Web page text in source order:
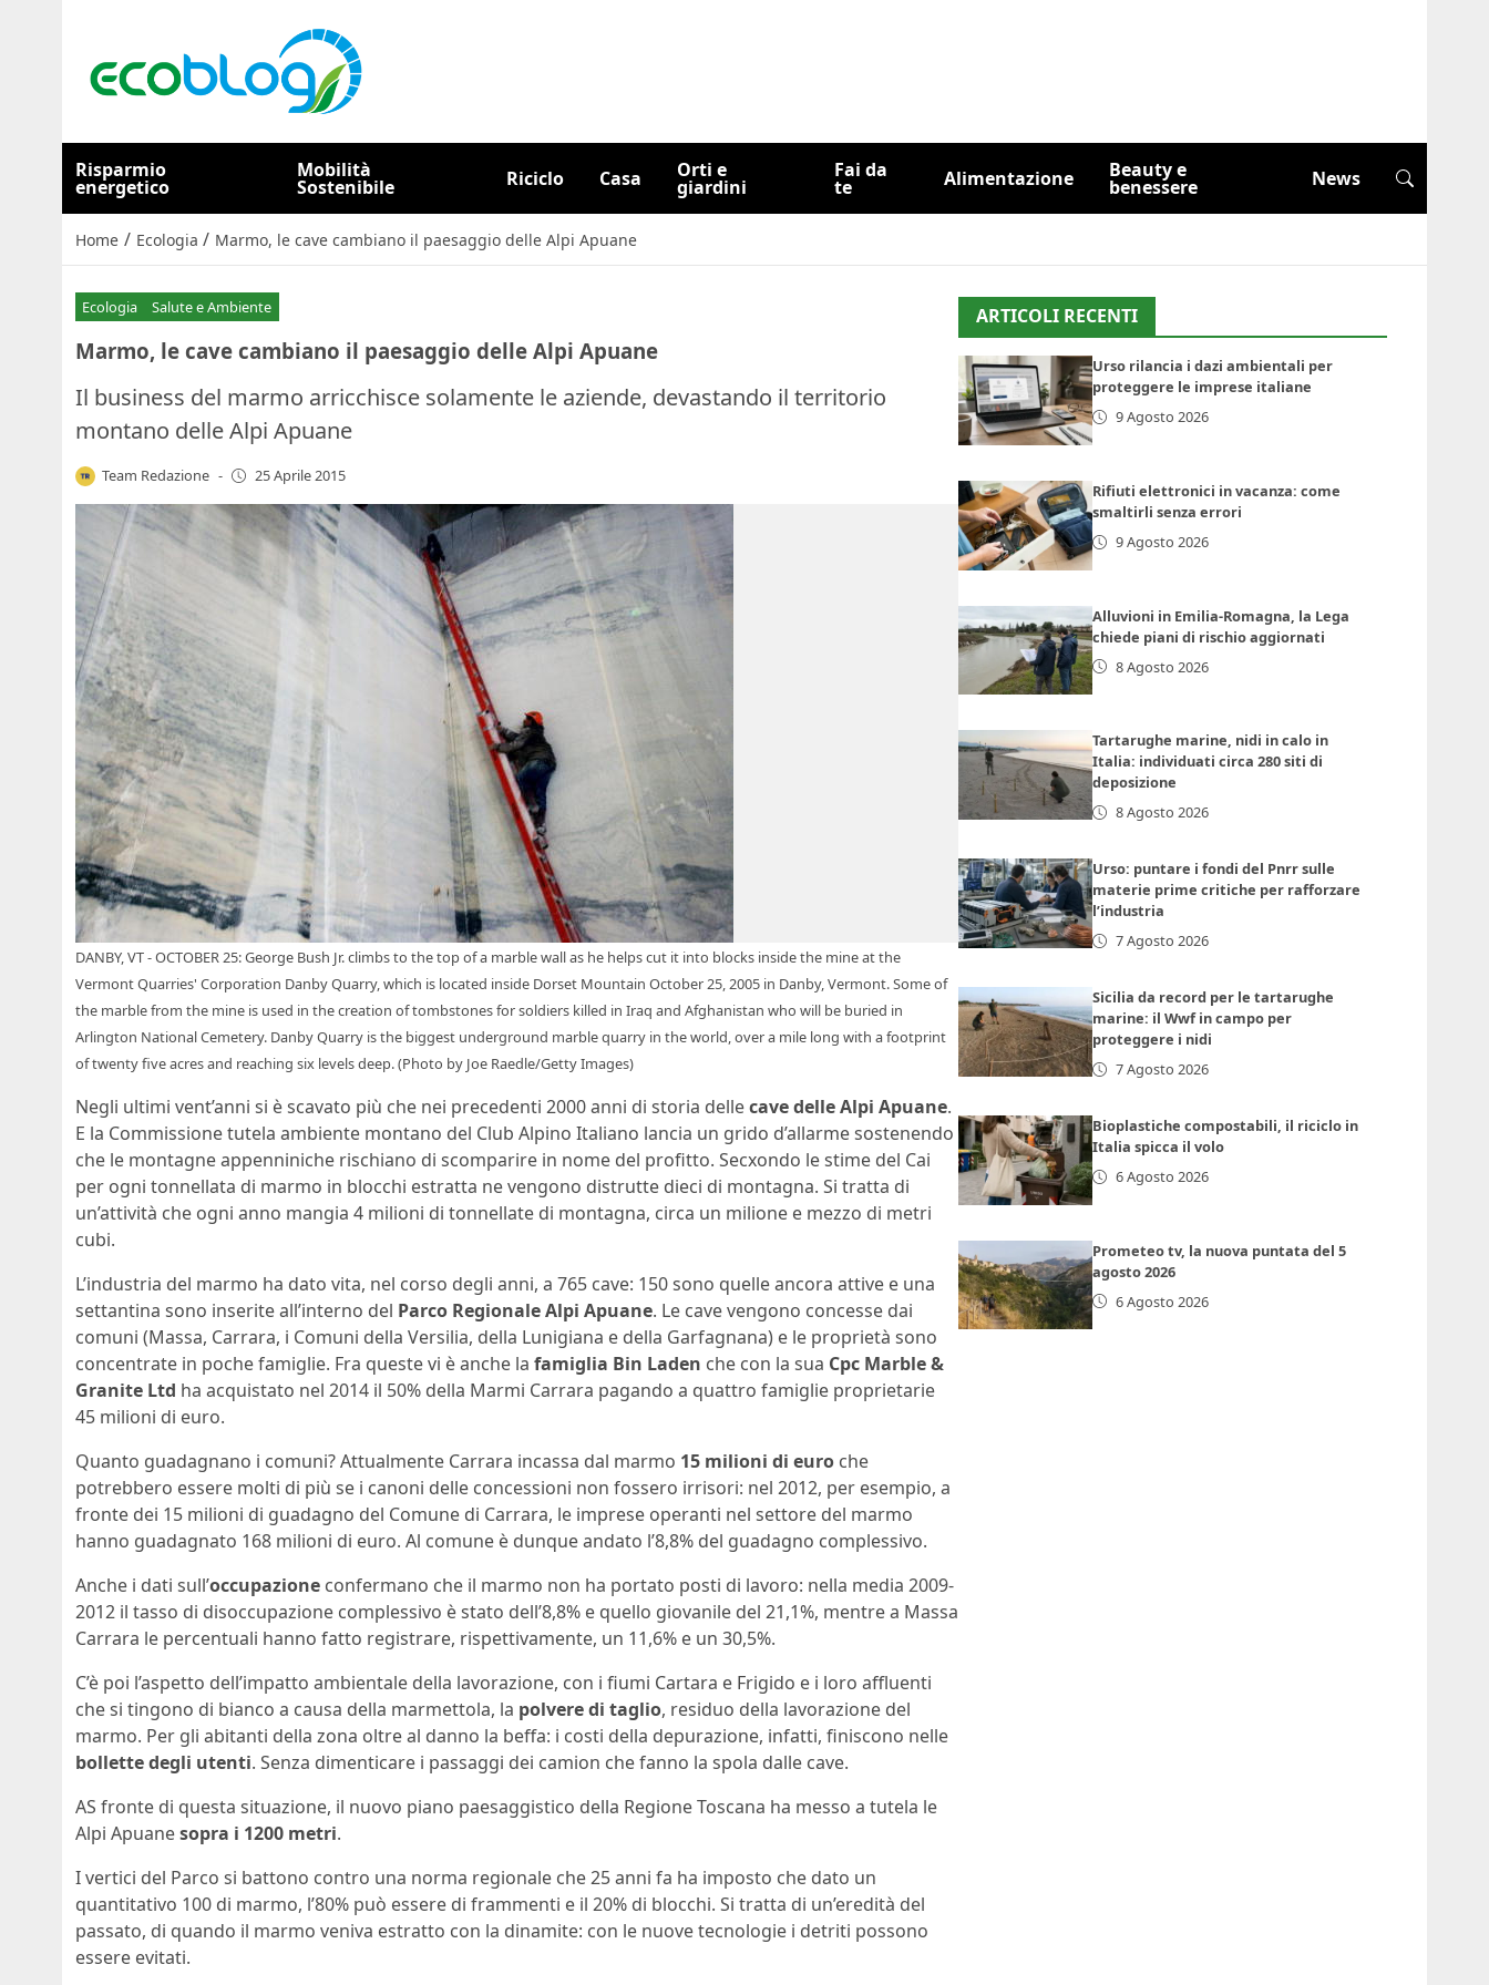
Risparmio
energetico
Mobilità
Sostenibile Riciclo Casa Orti e
giardini
Fai da
te Alimentazione Beauty e
benessere News
Home / Ecologia / Marmo, le cave cambiano il paesaggio delle Alpi Apuane
Ecologia Salute e Ambiente
Marmo, le cave cambiano il paesaggio delle Alpi Apuane
Il business del marmo arricchisce solamente le aziende, devastando il territorio
montano delle Alpi Apuane
Team Redazione - 25 Aprile 2015
DANBY, VT - OCTOBER 25: George Bush Jr. climbs to the top of a marble wall as he helps cut it into blocks inside the mine at the
Vermont Quarries' Corporation Danby Quarry, which is located inside Dorset Mountain October 25, 2005 in Danby, Vermont. Some of
the marble from the mine is used in the creation of tombstones for soldiers killed in Iraq and Afghanistan who will be buried in
Arlington National Cemetery. Danby Quarry is the biggest underground marble quarry in the world, over a mile long with a footprint
of twenty five acres and reaching six levels deep. (Photo by Joe Raedle/Getty Images)
Negli ultimi vent’anni si è scavato più che nei precedenti 2000 anni di storia dellecave delle Alpi Apuane.
E la Commissione tutela ambiente montano del Club Alpino Italiano lancia un grido d’allarme sostenendo
che le montagne appenniniche rischiano di scomparire in nome del profitto. Secxondo le stime del Cai
per ogni tonnellata di marmo in blocchi estratta ne vengono distrutte dieci di montagna. Si tratta di
un’attività che ogni anno mangia 4 milioni di tonnellate di montagna, circa un milione e mezzo di metri
cubi.
L’industria del marmo ha dato vita, nel corso degli anni, a 765 cave: 150 sono quelle ancora attive e una
settantina sono inserite all’interno del Parco Regionale Alpi Apuane. Le cave vengono concesse dai
comuni (Massa, Carrara, i Comuni della Versilia, della Lunigiana e della Garfagnana) e le proprietà sono
concentrate in poche famiglie. Fra queste vi è anche la famiglia Bin Laden che con la sua Cpc Marble &
Granite Ltd ha acquistato nel 2014 il 50% della Marmi Carrara pagando a quattro famiglie proprietarie
45 milioni di euro.
Quanto guadagnano i comuni? Attualmente Carrara incassa dal marmo 15 milioni di euro che
potrebbero essere molti di più se i canoni delle concessioni non fossero irrisori: nel 2012, per esempio, a
fronte dei 15 milioni di guadagno del Comune di Carrara, le imprese operanti nel settore del marmo
hanno guadagnato 168 milioni di euro. Al comune è dunque andato l’8,8% del guadagno complessivo.
Anche i dati sull’occupazione confermano che il marmo non ha portato posti di lavoro: nella media 2009-
2012 il tasso di disoccupazione complessivo è stato dell’8,8% e quello giovanile del 21,1%, mentre a Massa
Carrara le percentuali hanno fatto registrare, rispettivamente, un 11,6% e un 30,5%.
C’è poi l’aspetto dell’impatto ambientale della lavorazione, con i fiumi Cartara e Frigido e i loro affluenti
che si tingono di bianco a causa della marmettola, la polvere di taglio, residuo della lavorazione del
marmo. Per gli abitanti della zona oltre al danno la beffa: i costi della depurazione, infatti, finiscono nelle
bollette degli utenti. Senza dimenticare i passaggi dei camion che fanno la spola dalle cave.
AS fronte di questa situazione, il nuovo piano paesaggistico della Regione Toscana ha messo a tutela le
Alpi Apuanesopra i 1200 metri.
I vertici del Parco si battono contro una norma regionale che 25 anni fa ha imposto che dato un
quantitativo 100 di marmo, l’80% può essere di frammenti e il 20% di blocchi. Si tratta di un’eredità del
passato, di quando il marmo veniva estratto con la dinamite: con le nuove tecnologie i detriti possono
essere evitati.
ARTICOLI RECENTI
Urso rilancia i dazi ambientali per
proteggere le imprese italiane
9 Agosto 2026
Rifiuti elettronici in vacanza: come
smaltirli senza errori
9 Agosto 2026
Alluvioni in Emilia-Romagna, la Lega
chiede piani di rischio aggiornati
8 Agosto 2026
Tartarughe marine, nidi in calo in
Italia: individuati circa 280 siti di
deposizione
8 Agosto 2026
Urso: puntare i fondi del Pnrr sulle
materie prime critiche per rafforzare
l’industria
7 Agosto 2026
Sicilia da record per le tartarughe
marine: il Wwf in campo per
proteggere i nidi
7 Agosto 2026
Bioplastiche compostabili, il riciclo in
Italia spicca il volo
6 Agosto 2026
Prometeo tv, la nuova puntata del 5
agosto 2026
6 Agosto 2026